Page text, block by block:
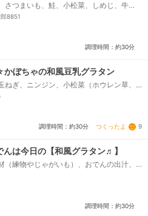
さつまいも、鮭、小松菜、しめじ、牛
チーズ
8851
調理時間：約30分
ぼちゃの和風豆乳グラタン
ねぎ、ニンジン、小松菜（ホウレン草、
OK）、ベーコン、豆乳、味噌（合せor白
調理時間：約30分 つくったよ 9
んは今日の【和風グラタン♬】
（練物やじゃがいも）、おでんの出汁、
）、小麦粉、ペンネ、刻んだベーコン
調理時間：約30分